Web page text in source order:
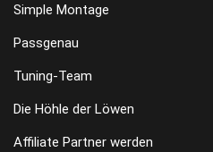
Simple Montage
Passgenau
Tuning-Team
Die Höhle der Löwen
Affiliate Partner werden